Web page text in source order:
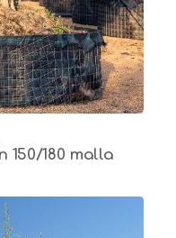
150/180 malla